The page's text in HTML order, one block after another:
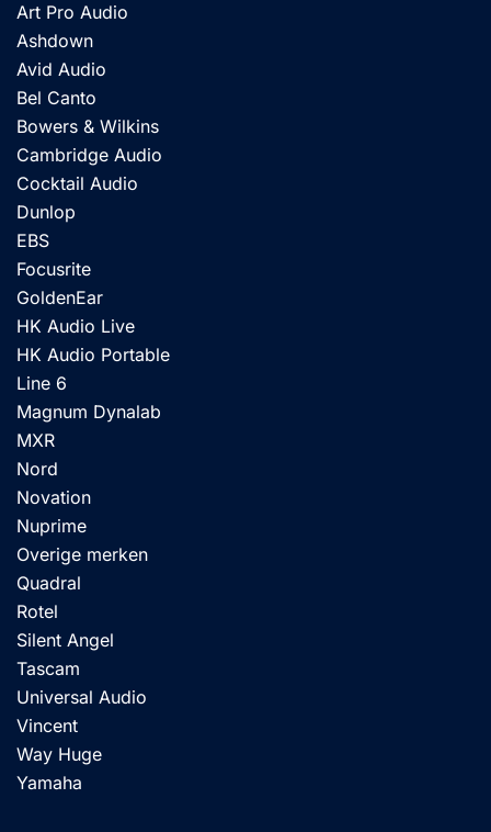
Art Pro Audio
Ashdown
Avid Audio
Bel Canto
Bowers & Wilkins
Cambridge Audio
Cocktail Audio
Dunlop
EBS
Focusrite
GoldenEar
HK Audio Live
HK Audio Portable
Line 6
Magnum Dynalab
MXR
Nord
Novation
Nuprime
Overige merken
Quadral
Rotel
Silent Angel
Tascam
Universal Audio
Vincent
Way Huge
Yamaha